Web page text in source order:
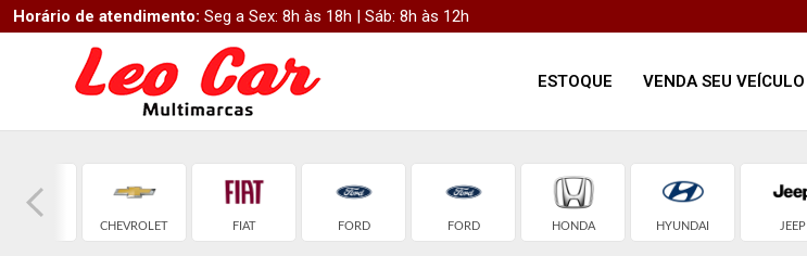
Horário de atendimento: Seg a Sex: 8h às 18h | Sáb: 8h às 12h
ESTOQUE VENDA SEU VEÍCULO
CHEVROLET FIAT FORD FORD HONDA HYUNDAI JEEP